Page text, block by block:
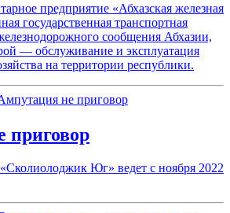
предприятие «Абхазская железная
государственная транспортная
сообщения Абхазии,
— обслуживание и эксплуатация
на территории республики.
приговор
Юг» ведет с ноября 2022